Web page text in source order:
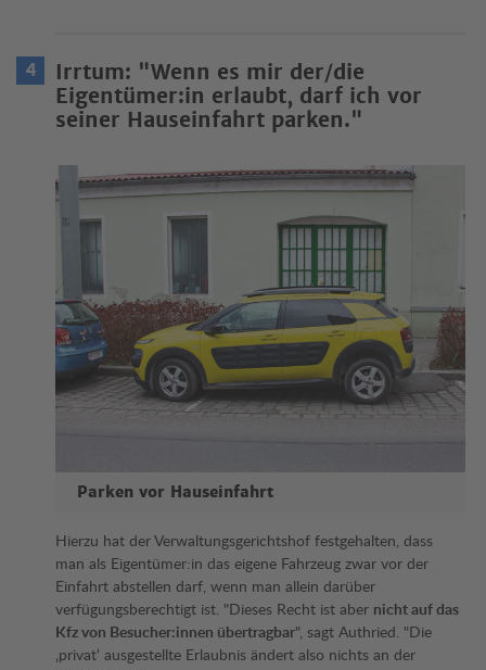
Irrtum: "Wenn es mir der/die
Eigentümer:in erlaubt, darf ich vor
seiner Hauseinfahrt parken."
Parken vor Hauseinfahrt
Hierzu hat der Verwaltungsgerichtshof festgehalten, dass
man als Eigentümer:in das eigene Fahrzeug zwar vor der
Einfahrt abstellen darf, wenn man allein darüber
verfügungsberechtigt ist. "Dieses Recht ist aber nicht auf das
Kfz von Besucher:innen übertragbar", sagt Authried. "Die
‚privat‘ ausgestellte Erlaubnis ändert also nichts an der